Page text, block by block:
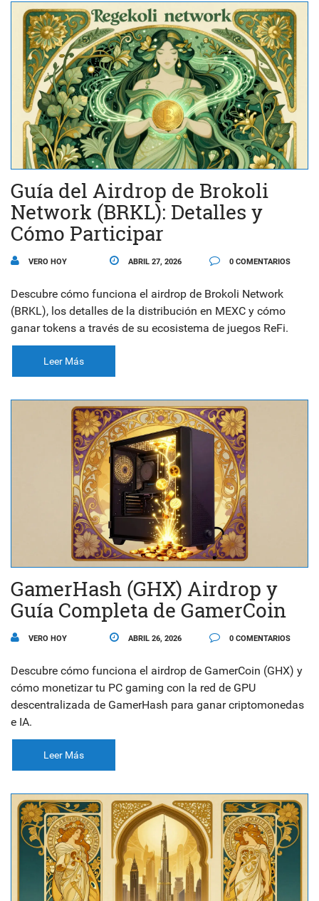
Guía del Airdrop de Brokoli
Network (BRKL): Detalles y
Cómo Participar
VERO HOY ABRIL 27, 2026 0 COMENTARIOS
Descubre cómo funciona el airdrop de Brokoli Network
(BRKL), los detalles de la distribución en MEXC y cómo
ganar tokens a través de su ecosistema de juegos ReFi.
Leer Más
GamerHash (GHX) Airdrop y
Guía Completa de GamerCoin
VERO HOY ABRIL 26, 2026 0 COMENTARIOS
Descubre cómo funciona el airdrop de GamerCoin (GHX) y
cómo monetizar tu PC gaming con la red de GPU
descentralizada de GamerHash para ganar criptomonedas
e IA.
Leer Más